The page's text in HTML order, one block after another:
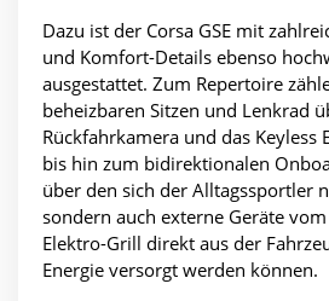
Dazu ist der Corsa GSE mit
und Komfort-Details ebenso
ausgestattet. Zum Repertoire
beheizbaren Sitzen und Lenkrad
Rückfahrkamera und das Keyless
bis hin zum bidirektionalen
über den sich der Alltagssportler
sondern auch externe Geräte
Elektro-Grill direkt aus der
Energie versorgt werden können.